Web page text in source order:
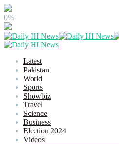
0%
Latest
Pakistan
World
Sports
Showbiz
Travel
Science
Business
Election 2024
Videos